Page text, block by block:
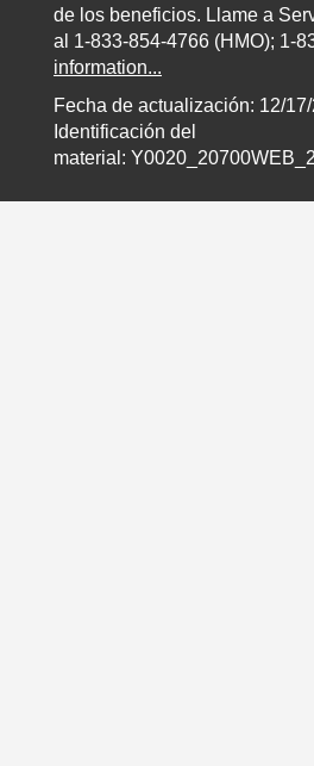
de los beneficios. Llame a
al 1-833-854-4766 (HMO); 1-
information...
Fecha de actualización: 12/
Identificación del
material: